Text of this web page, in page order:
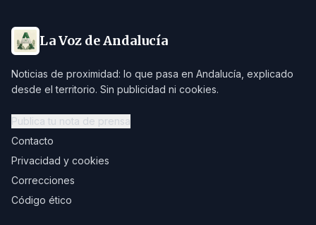
La Voz de Andalucía
Noticias de proximidad: lo que pasa en Andalucía, explicado
desde el territorio. Sin publicidad ni cookies.
Publica tu nota de prensa
Contacto
Privacidad y cookies
Correcciones
Código ético